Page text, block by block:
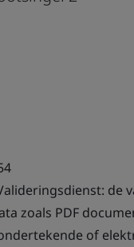
zoals PDF
of